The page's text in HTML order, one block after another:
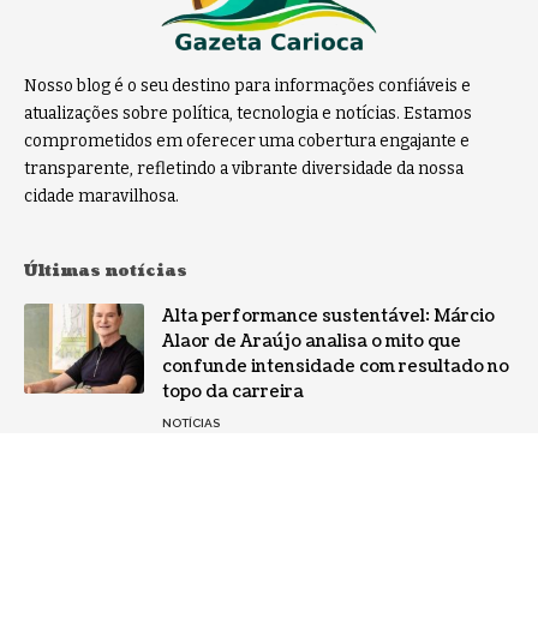
Nosso blog é o seu destino para informações confiáveis e
atualizações sobre política, tecnologia e notícias. Estamos
comprometidos em oferecer uma cobertura engajante e
transparente, refletindo a vibrante diversidade da nossa
cidade maravilhosa.
Últimas notícias
Alta performance sustentável: Márcio
Alaor de Araújo analisa o mito que
confunde intensidade com resultado no
topo da carreira
NOTÍCIAS